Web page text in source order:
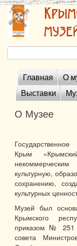
Главная О
Выставки
О Музее
Крым «Крымский
культурную,
сохранению,
культурных
Музей был
Крымского
приказом № 251
совета